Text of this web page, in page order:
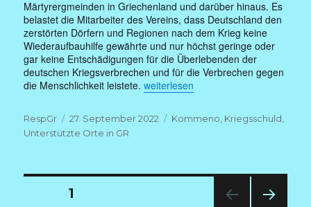
Märtyrergmeinden in Griechenland und darüber hinaus. Es
belastet die Mitarbeiter des Vereins, dass Deutschland den
zerstörten Dörfern und Regionen nach dem Krieg keine
Wiederaufbauhilfe gewährte und nur höchst geringe oder
gar keine Entschädigungen für die Überlebenden der
deutschen Kriegsverbrechen und für die Verbrechen gegen
die Menschlichkeit leistete.„Interview mit Amar Basic zum
weiterlesen
Autor
RespGr
Veröffentlicht
am
27. September 2022 Kategorien
Kommeno Kriegsschuld
Unterstützte Orte in GR
Seitennummerierung
SEITE1